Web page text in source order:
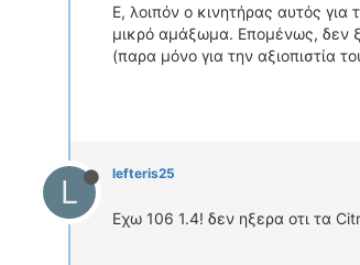
Ε, λοιπόν ο κινητήρας αυτός για
μικρό αμάξωμα. Επομένως, δεν
(παρα μόνο για την αξιοπιστία
L lefteris25
Εχω 106 1.4! δεν ηξερα οτι τα